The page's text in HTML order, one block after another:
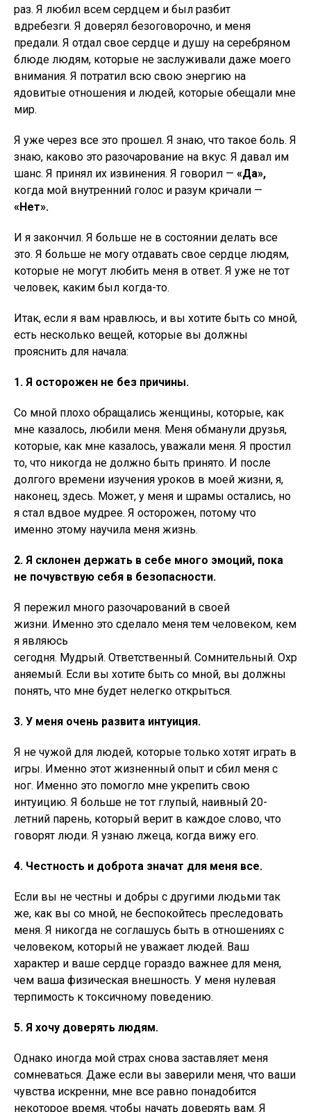
раз. Я любил всем сердцем и был разбит
вдребезги. Я доверял безоговорочно, и меня
предали. Я отдал свое сердце и душу на серебряном
блюде людям, которые не заслуживали даже моего
внимания. Я потратил всю свою энергию на
ядовитые отношения и людей, которые обещали мне
мир.
Я уже через все это прошел. Я знаю, что такое боль. Я
знаю, каково это разочарование на вкус. Я давал им
шанс. Я принял их извинения. Я говорил — «Да»,
когда мой внутренний голос и разум кричали —
«Нет».
И я закончил. Я больше не в состоянии делать все
это. Я больше не могу отдавать свое сердце людям,
которые не могут любить меня в ответ. Я уже не тот
человек, каким был когда-то.
Итак, если я вам нравлюсь, и вы хотите быть со мной,
есть несколько вещей, которые вы должны
прояснить для начала:
1. Я осторожен не без причины.
Со мной плохо обращались женщины, которые, как
мне казалось, любили меня. Меня обманули друзья,
которые, как мне казалось, уважали меня. Я простил
то, что никогда не должно быть принято. И после
долгого времени изучения уроков в моей жизни, я,
наконец, здесь. Может, у меня и шрамы остались, но
я стал вдвое мудрее. Я осторожен, потому что
именно этому научила меня жизнь.
2. Я склонен держать в себе много эмоций, пока
не почувствую себя в безопасности.
Я пережил много разочарований в своей
жизни. Именно это сделало меня тем человеком, кем
я являюсь
сегодня. Мудрый. Ответственный. Сомнительный. Охр
аняемый. Если вы хотите быть со мной, вы должны
понять, что мне будет нелегко открыться.
3. У меня очень развита интуиция.
Я не чужой для людей, которые только хотят играть в
игры. Именно этот жизненный опыт и сбил меня с
ног. Именно это помогло мне укрепить свою
интуицию. Я больше не тот глупый, наивный 20-
летний парень, который верит в каждое слово, что
говорят люди. Я узнаю лжеца, когда вижу его.
4. Честность и доброта значат для меня все.
Если вы не честны и добры с другими людьми так
же, как вы со мной, не беспокойтесь преследовать
меня. Я никогда не соглашусь быть в отношениях с
человеком, который не уважает людей. Ваш
характер и ваше сердце гораздо важнее для меня,
чем ваша физическая внешность. У меня нулевая
терпимость к токсичному поведению.
5. Я хочу доверять людям.
Однако иногда мой страх снова заставляет меня
сомневаться. Даже если вы заверили меня, что ваши
чувства искренни, мне все равно понадобится
некоторое время, чтобы начать доверять вам. Я